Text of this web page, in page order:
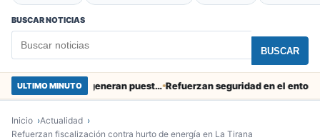
BUSCAR NOTICIAS
BUSCAR
ULTIMO MINUTO Obras de Aguas del Altiplano en Arica generan puestos de trabajo Refuerzan seguridad en el entorno
Inicio
Actualidad
Refuerzan fiscalización contra hurto de energía en La Tirana